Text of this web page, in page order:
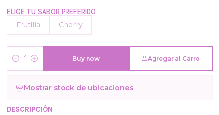
ELIGE TU SABOR PREFERIDO
Frutilla Cherry
Cantidad
Agregar al Carro
Buy now
Mostrar stock de ubicaciones
DESCRIPCIÓN